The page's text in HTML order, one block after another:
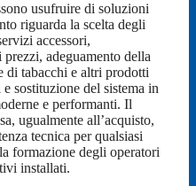
usufruire di soluzioni
riguarda la scelta degli
accessori,
adeguamento della
di tabacchi e altri prodotti
sostituzione del sistema in
e performanti. Il
ugualmente all’acquisto,
tecnica per qualsiasi
formazione degli operatori
installati.